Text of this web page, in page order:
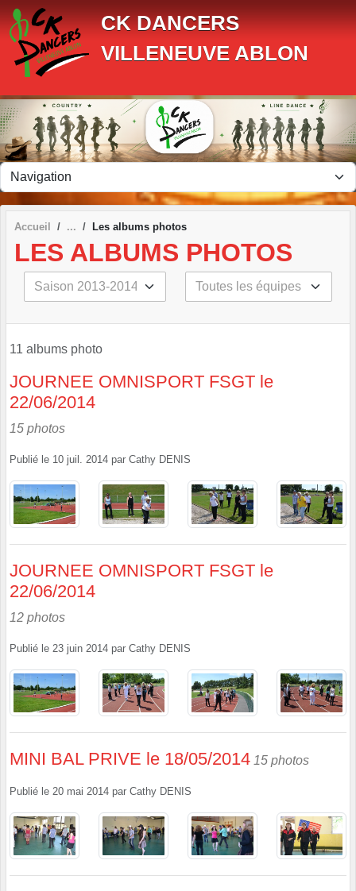
CK DANCERS
VILLENEUVE ABLON
Accueil Les albums photos
LES ALBUMS PHOTOS
11 albums photo
JOURNEE OMNISPORT FSGT le
22/06/2014
15 photos
Publié le 10 juil. 2014 par Cathy DENIS
JOURNEE OMNISPORT FSGT le
22/06/2014
12 photos
Publié le 23 juin 2014 par Cathy DENIS
MINI BAL PRIVE le 18/05/2014 15 photos
Publié le 20 mai 2014 par Cathy DENIS
Panneau de gestion des cookies